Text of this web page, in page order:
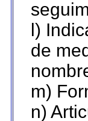
l)
de
m)
n)